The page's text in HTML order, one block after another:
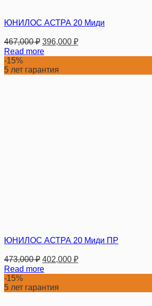
ЮНИЛОС АСТРА 20 Миди
467,000₽ 396,000 ₽
Read more
-15%
5 лет гарантия
ЮНИЛОС АСТРА 20 Миди ПР
473,000₽ 402,000 ₽
Read more
-15%
5 лет гарантия